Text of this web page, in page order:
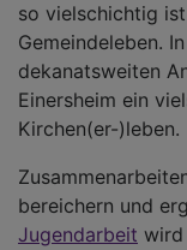
so vielschichtig
Gemeindeleben.
dekanatsweiten
Einersheim ein
Kirchen(er-)leben.
bereichern und
Jugendarbeit wird